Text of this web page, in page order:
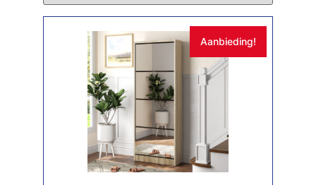
Aanbieding!